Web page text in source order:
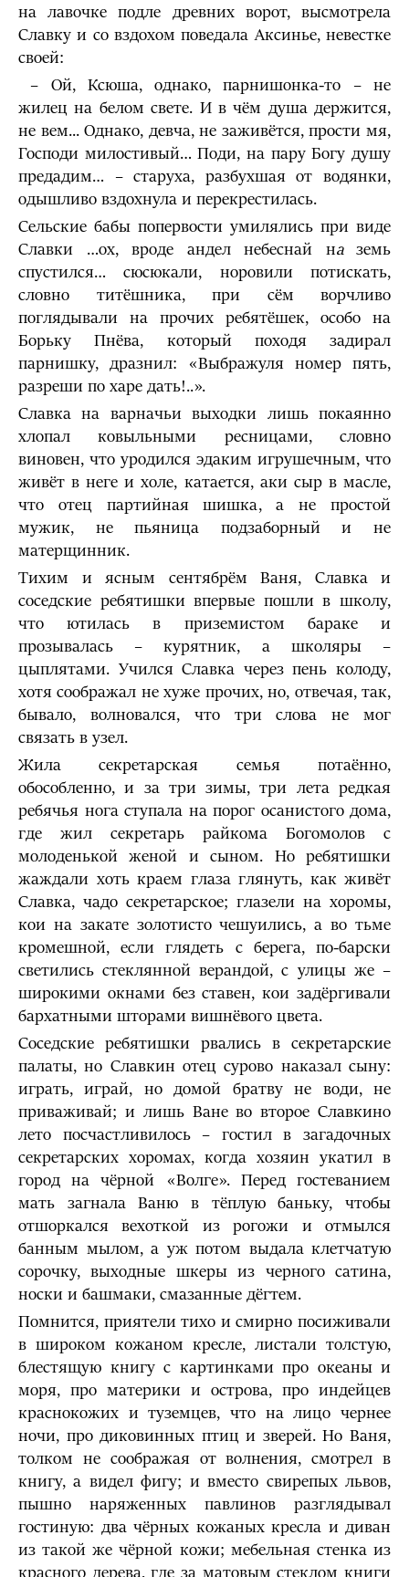
на лавочке подле древних ворот, высмотрела
Славку и со вздохом поведала Аксинье, невестке
своей:
– Ой, Ксюша, однако, парнишонка-то – не
жилец на белом свете. И в чём душа держится,
не вем... Однако, девча, не заживётся, прости мя,
Господи милостивый… Поди, на пару Богу душу
предадим… – старуха, разбухшая от водянки,
одышливо вздохнула и перекрестилась.
Сельские бабы попервости умилялись при виде
Славки …ох, вроде андел небеснай наземь
спустился… сюсюкали, норовили потискать,
словно титёшника, при сём ворчливо
поглядывали на прочих ребятёшек, особо на
Борьку Пнёва, который походя задирал
парнишку, дразнил: «Выбражуля номер пять,
разреши по харе дать!..».
Славка на варначьи выходки лишь покаянно
хлопал ковыльными ресницами, словно
виновен, что уродился эдаким игрушечным, что
живёт в неге и холе, катается, аки сыр в масле,
что отец партийная шишка, а не простой
мужик, не пьяница подзаборный и не
матерщинник.
Тихим и ясным сентябрём Ваня, Славка и
соседские ребятишки впервые пошли в школу,
что ютилась в приземистом бараке и
прозывалась – курятник, а школяры –
цыплятами. Учился Славка через пень колоду,
хотя соображал не хуже прочих, но, отвечая, так,
бывало, волновался, что три слова не мог
связать в узел.
Жила секретарская семья потаённо,
обособленно, и за три зимы, три лета редкая
ребячья нога ступала на порог осанистого дома,
где жил секретарь райкома Богомолов с
молоденькой женой и сыном. Но ребятишки
жаждали хоть краем глаза глянуть, как живёт
Славка, чадо секретарское; глазели на хоромы,
кои на закате золотисто чешуились, а во тьме
кромешной, если глядеть с берега, по-барски
светились стеклянной верандой, с улицы же –
широкими окнами без ставен, кои задёргивали
бархатными шторами вишнёвого цвета.
Соседские ребятишки рвались в секретарские
палаты, но Славкин отец сурово наказал сыну:
играть, играй, но домой братву не води, не
приваживай; и лишь Ване во второе Славкино
лето посчастливилось – гостил в загадочных
секретарских хоромах, когда хозяин укатил в
город на чёрной «Волге». Перед гостеванием
мать загнала Ваню в тёплую баньку, чтобы
отшоркался вехоткой из рогожи и отмылся
банным мылом, а уж потом выдала клетчатую
сорочку, выходные шкеры из черного сатина,
носки и башмаки, смазанные дёгтем.
Помнится, приятели тихо и смирно посиживали
в широком кожаном кресле, листали толстую,
блестящую книгу с картинками про океаны и
моря, про материки и острова, про индейцев
краснокожих и туземцев, что на лицо чернее
ночи, про диковинных птиц и зверей. Но Ваня,
толком не соображая от волнения, смотрел в
книгу, а видел фигу; и вместо свирепых львов,
пышно наряженных павлинов разглядывал
гостиную: два чёрных кожаных кресла и диван
из такой же чёрной кожи; мебельная стенка из
красного дерева, где за матовым стеклом книги